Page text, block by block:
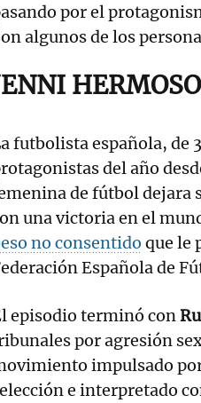
por el
algunos de los
HERMOSO
futbolista española, de
del año
de fútbol dejara
una victoria en el
no consentido que le
Española de
episodio terminó con
por agresión
impulsado
e interpretado